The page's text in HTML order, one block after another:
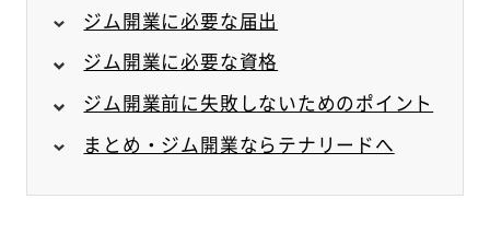
ジム開業に必要な届出
ジム開業に必要な資格
ジム開業前に失敗しないためのポイント
まとめ・ジム開業ならテナリードへ